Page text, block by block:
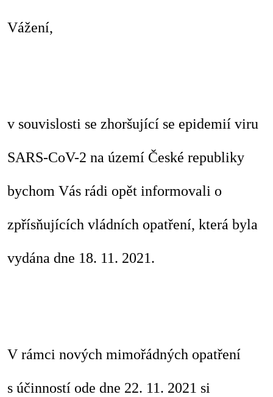
Vážení,
v souvislosti se zhoršující se epidemií viru
SARS-CoV-2 na území České republiky
bychom Vás rádi opět informovali o
zpřísňujících vládních opatření, která byla
vydána dne 18. 11. 2021.
V rámci nových mimořádných opatření
s účinností ode dne 22. 11. 2021 si